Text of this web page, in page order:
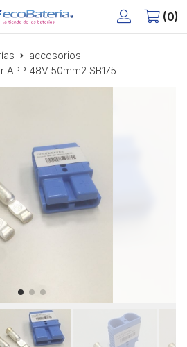
0
accesorios
48V 50mm2 SB175